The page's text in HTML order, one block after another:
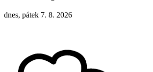
dnes, pátek 7. 8. 2026